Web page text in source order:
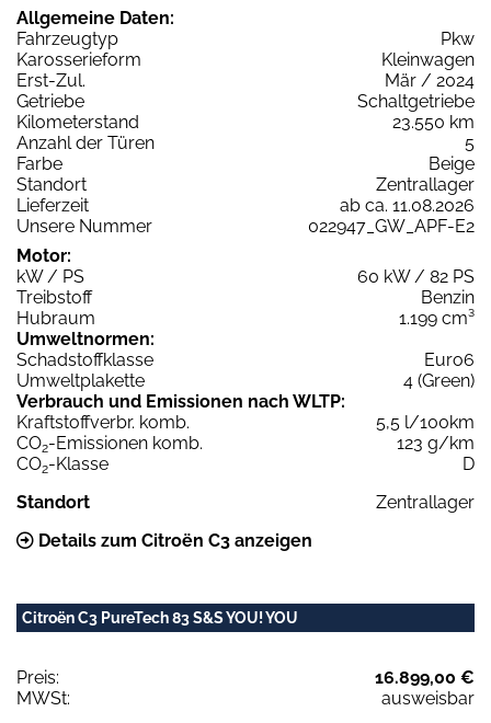
Allgemeine Daten:
Fahrzeugtyp
Pkw
Karosserieform
Kleinwagen
Erst-Zul.
Mär / 2024
Getriebe
Schaltgetriebe
Kilometerstand
23.550 km
Anzahl der Türen
5
Farbe
Beige
Standort
Zentrallager
Lieferzeit
ab ca. 11.08.2026
Unsere Nummer
022947_GW_APF-E2
Motor:
kW / PS
60 kW / 82 PS
Treibstoff
Benzin
Hubraum
1.199 cm³
Umweltnormen:
Schadstoffklasse
Euro6
Umweltplakette
4 (Green)
Verbrauch und Emissionen nach WLTP:
Kraftstoffverbr. komb.
5,5 l/100km
CO2-Emissionen komb.
123 g/km
CO2-Klasse
D
Standort
Zentrallager
Details zum Citroën C3 anzeigen
Citroën C3 PureTech 83 S&S YOU! YOU
Preis:
16.899,00 €
MWSt:
ausweisbar